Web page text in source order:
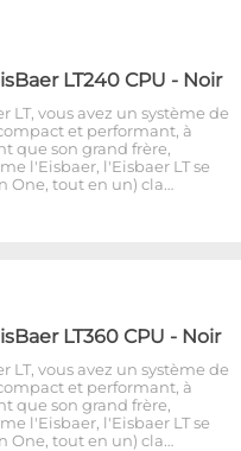
LT240 CPU - Noir
LT, vous avez un système de
et performant, à
que son grand frère,
l'Eisbaer, l'Eisbaer LT se
One, tout en un) cla…
LT360 CPU - Noir
LT, vous avez un système de
et performant, à
que son grand frère,
l'Eisbaer, l'Eisbaer LT se
One, tout en un) cla…